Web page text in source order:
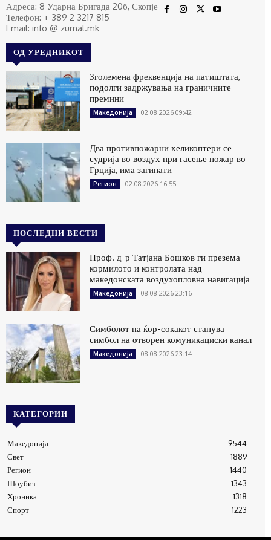
Адреса: 8 Ударна Бригада 20б, Скопје
Телефон: + 389 2 3217 815
Email: info @ zurnal.mk
ОД УРЕДНИКОТ
Зголемена фреквенција на патиштата,
подолги задржувања на граничните
премини
Македонија 02.08.2026 09:42
Два противпожарни хеликоптери се
судрија во воздух при гасење пожар во
Грција, има загинати
Регион 02.08.2026 16:55
ПОСЛЕДНИ ВЕСТИ
Проф. д-р Татјана Бошков ги презема
кормилото и контролата над
македонската воздухопловна навигација
Македонија 08.08.2026 23:16
Симболот на ќор-сокакот станува
симбол на отворен комуникациски канал
Македонија 08.08.2026 23:14
КАТЕГОРИИ
Македонија
9544
Свет
1889
Регион
1440
Шоубиз
1343
Хроника
1318
Спорт
1223